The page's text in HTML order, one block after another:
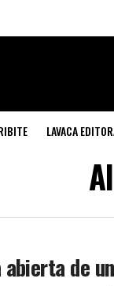
LAVACA
de